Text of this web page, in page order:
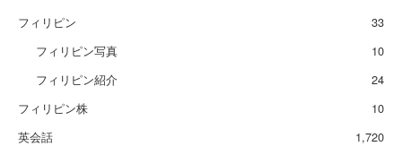
フィリピン
33
フィリピン写真
10
フィリピン紹介
24
フィリピン株
10
英会話
1,720